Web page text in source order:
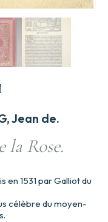
Jean de.
la Rose.
en 1531 par Galliot du
célèbre du moyen-